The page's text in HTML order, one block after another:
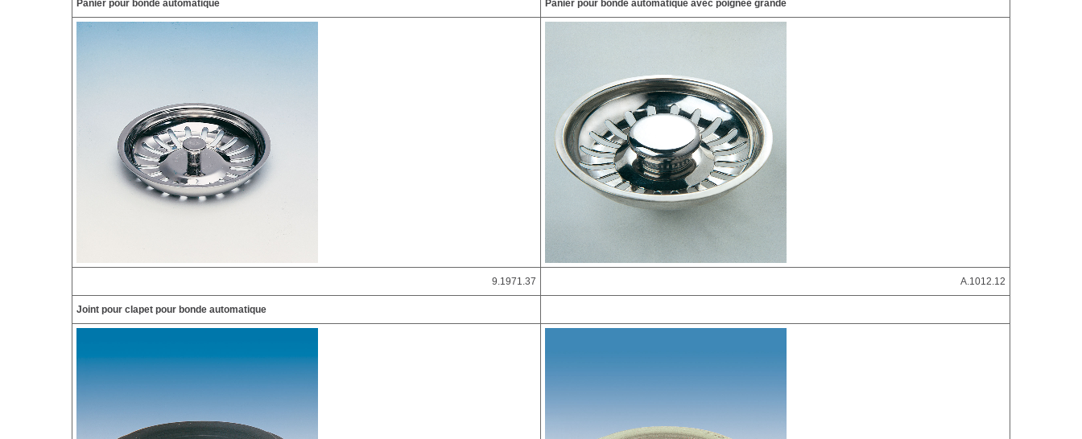
Panier pour bonde automatique Panier pour bonde automatique avec poignée grande
9.1971.37 A.1012.12
Joint pour clapet pour bonde automatique